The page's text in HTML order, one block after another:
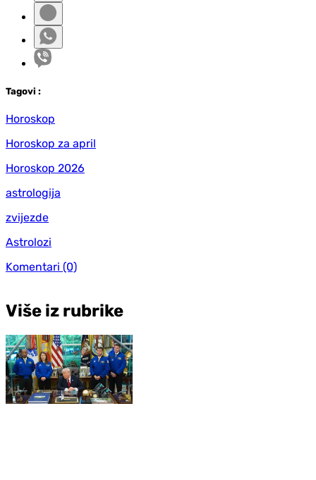
Tagovi :
Horoskop
Horoskop za april
Horoskop 2026
astrologija
zvijezde
Astrolozi
Komentari (0)
Više iz rubrike